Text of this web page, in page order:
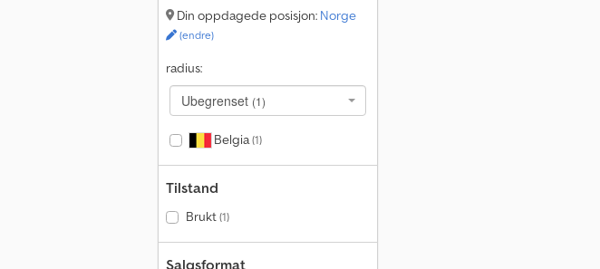
Din oppdagede posisjon: Norge
(endre)
radius:
Ubegrenset (1)
Belgia(1)
Tilstand
Brukt(1)
Salgsformat